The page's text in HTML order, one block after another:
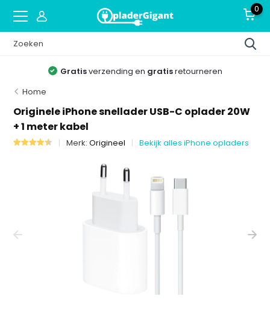
0
Gratisverzending en gratisretourneren
Home
Originele iPhone snellader USB-C oplader 20W
+ 1 meter kabel
Merk:Origineel Bekijk alles iPhone opladers